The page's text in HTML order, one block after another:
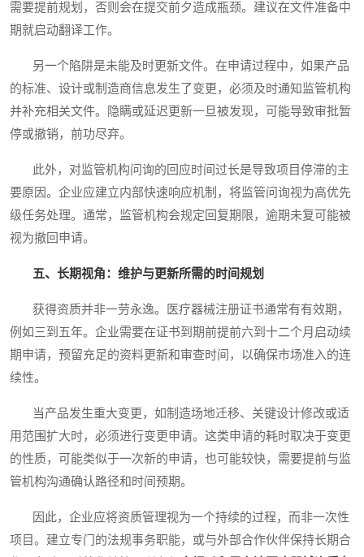
需要提前规划，否则会在提交前夕造成瓶颈。建议在文件准备中
期就启动翻译工作。
另一个陷阱是未能及时更新文件。在申请过程中，如果产品
的标准、设计或制造商信息发生了变更，必须及时通知监管机构
并补充相关文件。隐瞒或延迟更新一旦被发现，可能导致审批暂
停或撤销，前功尽弃。
此外，对监管机构问询的回应时间过长是导致项目停滞的主
要原因。企业应建立内部快速响应机制，将监管问询视为高优先
级任务处理。通常，监管机构会规定回复期限，逾期未复可能被
视为撤回申请。
五、长期视角：维护与更新所需的时间规划
获得资质并非一劳永逸。医疗器械注册证书通常有有效期，
例如三到五年。企业需要在证书到期前提前六到十二个月启动续
期申请，预留充足的资料更新和审查时间，以确保市场准入的连
续性。
当产品发生重大变更，如制造场地迁移、关键设计修改或适
用范围扩大时，必须进行变更申请。这类申请的耗时取决于变更
的性质，可能类似于一次新的申请，也可能较快，需要提前与监
管机构沟通确认路径和时间预期。
因此，企业应将资质管理视为一个持续的过程，而非一次性
项目。建立专门的法规事务职能，或与外部合作伙伴保持长期合